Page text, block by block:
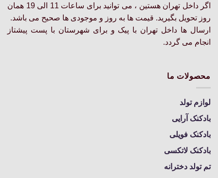
صفحه
محصول
انتخاب
صفحه
محصول
انتخاب
اگر داخل تهران هستین ، می توانید برای ساعات 11 الی 19 همان
روز تحویل بگیرید. قیمت ها به روز و موجودی ها صحیح می باشد.
ارسال ها داخل تهران با پیک و برای شهرستان با پست پیشتاز
انجام می گردد.
محصولات ما
لوازم تولد
بادکنک آرایی
بادکنک فویلی
بادکنک لاتکسی
تم تولد دخترانه